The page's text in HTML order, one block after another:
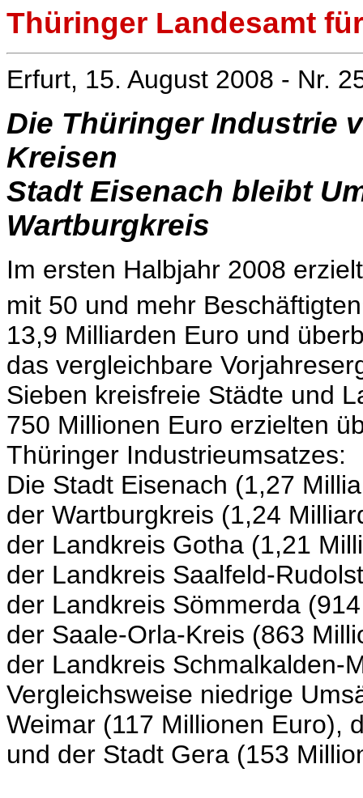
Thüringer Landesamt
Erfurt, 15. August 2008 - Nr.
Die Thüringer Industrie
Kreisen
Stadt Eisenach bleibt
Wartburgkreis
Im ersten Halbjahr 2008
mit 50 und mehr Beschäftigten
13,9 Milliarden Euro und
das vergleichbare
Sieben kreisfreie Städte und
750 Millionen Euro erzielten
Thüringer Industrieumsatzes:
Die Stadt Eisenach (1,27
der Wartburgkreis (1,24
der Landkreis Gotha (1,21
der Landkreis Saalfeld-
der Landkreis Sömmerda
der Saale-Orla-Kreis (863
der Landkreis Schmalkalden-
Vergleichsweise niedrige
Weimar (117 Millionen Euro),
und der Stadt Gera (153